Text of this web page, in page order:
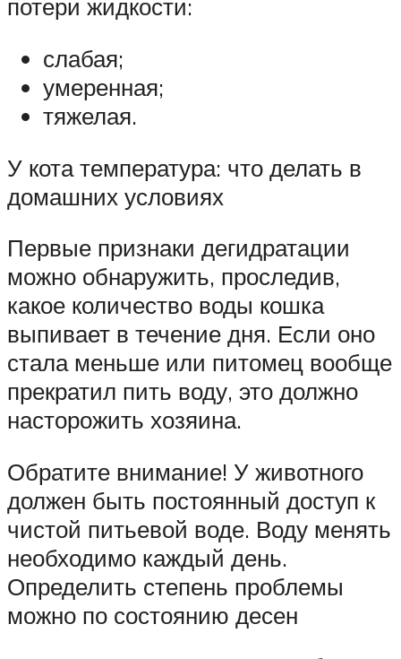
потери жидкости:
слабая;
умеренная;
тяжелая.
У кота температура: что делать в
домашних условиях
Первые признаки дегидратации
можно обнаружить, проследив,
какое количество воды кошка
выпивает в течение дня. Если оно
стала меньше или питомец вообще
прекратил пить воду, это должно
насторожить хозяина.
Обратите внимание! У животного
должен быть постоянный доступ к
чистой питьевой воде. Воду менять
необходимо каждый день.
Определить степень проблемы
можно по состоянию десен